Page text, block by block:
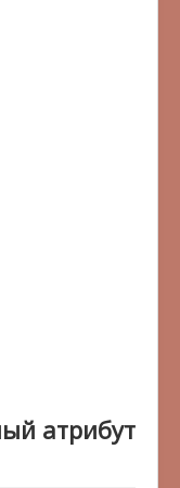
атрибут